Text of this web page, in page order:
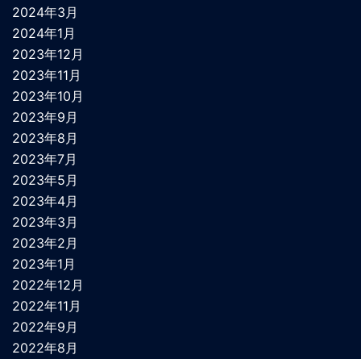
2024年3月
2024年1月
2023年12月
2023年11月
2023年10月
2023年9月
2023年8月
2023年7月
2023年5月
2023年4月
2023年3月
2023年2月
2023年1月
2022年12月
2022年11月
2022年9月
2022年8月